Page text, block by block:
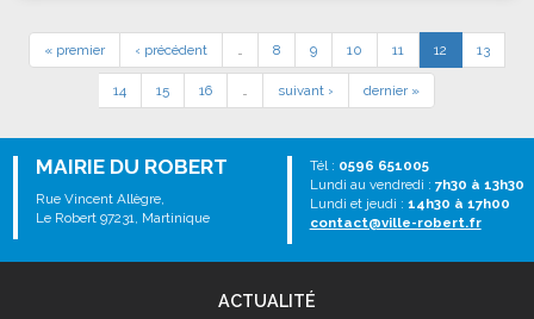
« premier ‹ précédent … 8 9 10 11 12 13
14 15 16 … suivant › dernier »
MAIRIE DU ROBERT
Rue Vincent Allègre,
Le Robert 97231, Martinique
Tél : 0596 651005
Lundi au vendredi : 7h30 à 13h30
Lundi et jeudi : 14h30 à 17h00
contact@ville-robert.fr
ACTUALITÉ